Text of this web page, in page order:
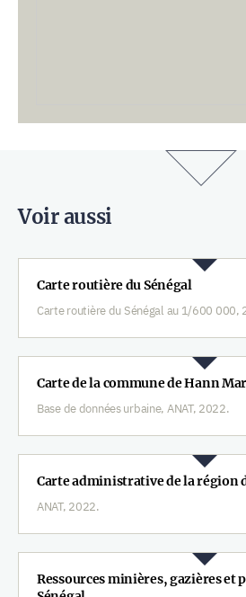
Voir aussi
Carte routière du Sénégal
Carte routière du Sénégal au 1/600 000,
Carte de la commune de Hann
Base de données urbaine, ANAT, 2022.
Carte administrative de la région
ANAT, 2022.
Ressources minières, gazières et